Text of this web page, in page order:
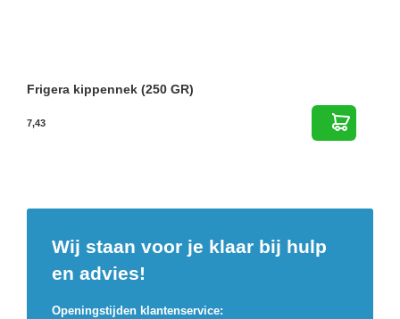
Frigera kippennek (250 GR)
7,43
Wij staan voor je klaar bij hulp
en advies!
Openingstijden klantenservice: